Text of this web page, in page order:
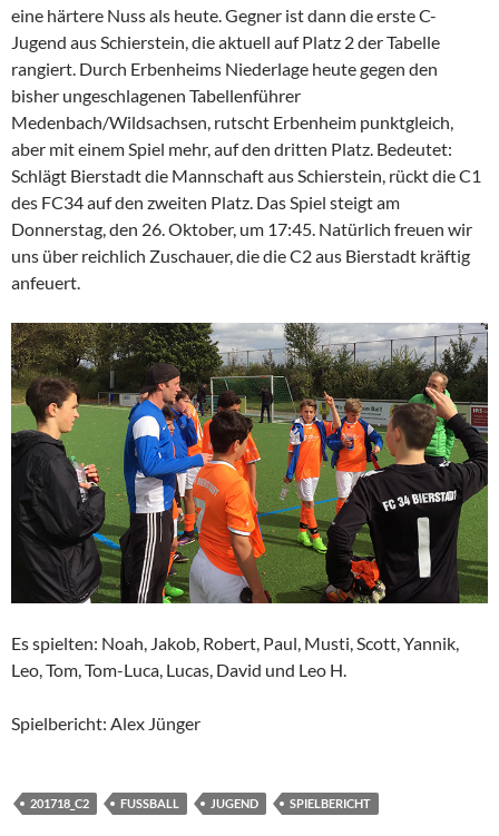
eine härtere Nuss als heute. Gegner ist dann die erste C-
Jugend aus Schierstein, die aktuell auf Platz 2 der Tabelle
rangiert. Durch Erbenheims Niederlage heute gegen den
bisher ungeschlagenen Tabellenführer
Medenbach/Wildsachsen, rutscht Erbenheim punktgleich,
aber mit einem Spiel mehr, auf den dritten Platz. Bedeutet:
Schlägt Bierstadt die Mannschaft aus Schierstein, rückt die C1
des FC34 auf den zweiten Platz. Das Spiel steigt am
Donnerstag, den 26. Oktober, um 17:45. Natürlich freuen wir
uns über reichlich Zuschauer, die die C2 aus Bierstadt kräftig
anfeuert.
Es spielten: Noah, Jakob, Robert, Paul, Musti, Scott, Yannik,
Leo, Tom, Tom-Luca, Lucas, David und Leo H.
Spielbericht: Alex Jünger
201718_C2 FUSSBALL JUGEND SPIELBERICHT